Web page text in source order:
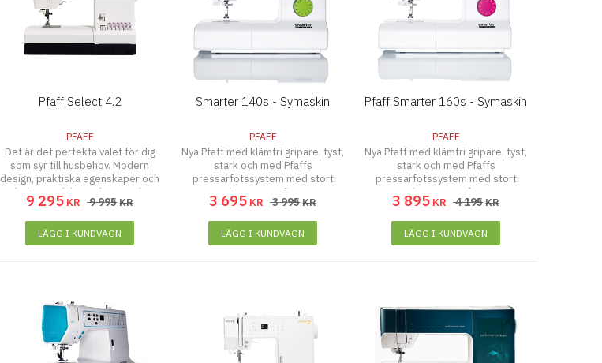
Pfaff Select 4.2
PFAFF
Det är det perfekta valet för dig
som syr till husbehov. Modern
design, praktiska egenskaper och
enkel användning – det är Select
4.2 från PFAFF®.
9 295 KR 9 995KR
LÄGG I KUNDVAGN
Smarter 140s - Symaskin
PFAFF
Nya Pfaff med klämfri gripare, tyst,
stark och med Pfaffs
pressarfotssystem med stort
urval av pressarföttter.
3 695 KR 3 995KR
LÄGG I KUNDVAGN
Pfaff Smarter 160s - Symaskin
PFAFF
Nya Pfaff med klämfri gripare, tyst,
stark och med Pfaffs
pressarfotssystem med stort
urval av pressarföttter
3 895 KR 4 195KR
LÄGG I KUNDVAGN